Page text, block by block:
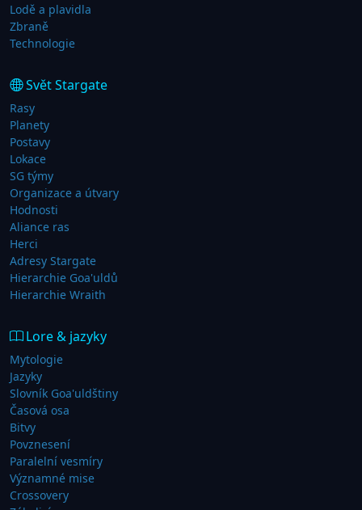
Lodě a plavidla
Zbraně
Technologie
Svět Stargate
Rasy
Planety
Postavy
Lokace
SG týmy
Organizace a útvary
Hodnosti
Aliance ras
Herci
Adresy Stargate
Hierarchie Goa'uldů
Hierarchie Wraith
Lore & jazyky
Mytologie
Jazyky
Slovník Goa'uldštiny
Časová osa
Bitvy
Povznesení
Paralelní vesmíry
Významné mise
Crossovery